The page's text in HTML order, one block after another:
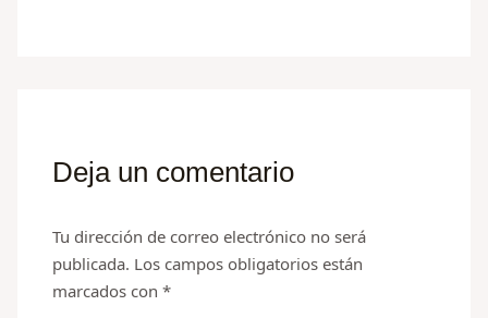
Deja un comentario
Tu dirección de correo electrónico no será
publicada. Los campos obligatorios están
marcados con*